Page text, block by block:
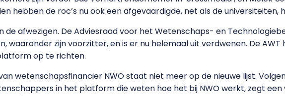
hebben de roc’s nu ook een afgevaardigde, net als de
de afwezigen. De Adviesraad voor het Wetenschaps- en
waaronder zijn voorzitter, en is er nu helemaal uit verdwenen. De
op te richten.
wetenschapsfinancier NWO staat niet meer op de nieuwe lijst.
in het platform die weten hoe het bij NWO werkt, zegt een